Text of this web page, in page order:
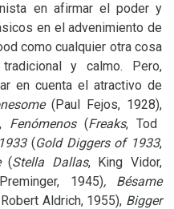
en afirmar el poder y
en el advenimiento de
como cualquier otra cosa
y calmo. Pero,
en cuenta el atractivo de
(Paul Fejos, 1928),
Fenómenos (Freaks, Tod
(Gold Diggers of 1933,
(Stella Dallas, King Vidor,
1945), Bésame
Aldrich, 1955), Bigger